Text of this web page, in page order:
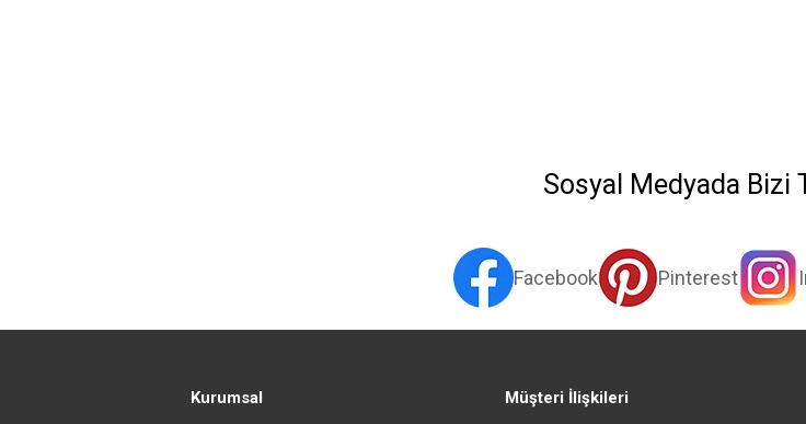
Sosyal Medyada Bizi
Facebook Pinterest
Kurumsal Müşteri İlişkileri